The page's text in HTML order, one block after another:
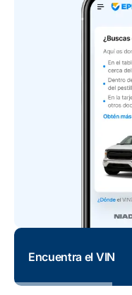
Encuentra el VIN